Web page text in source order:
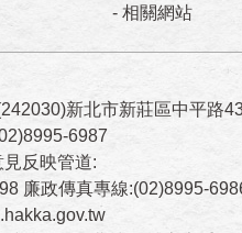
- 相關網站
新北市新莊區中平路
6987
反映管道:
廉政傳真專線:(02)8995-